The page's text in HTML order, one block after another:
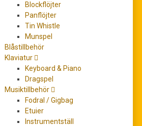
Blockflöjter
Panflöjter
Tin Whistle
Munspel
Blåstillbehör
Klaviatur
Keyboard & Piano
Dragspel
Musiktillbehör
Fodral / Gigbag
Etuier
Instrumentställ